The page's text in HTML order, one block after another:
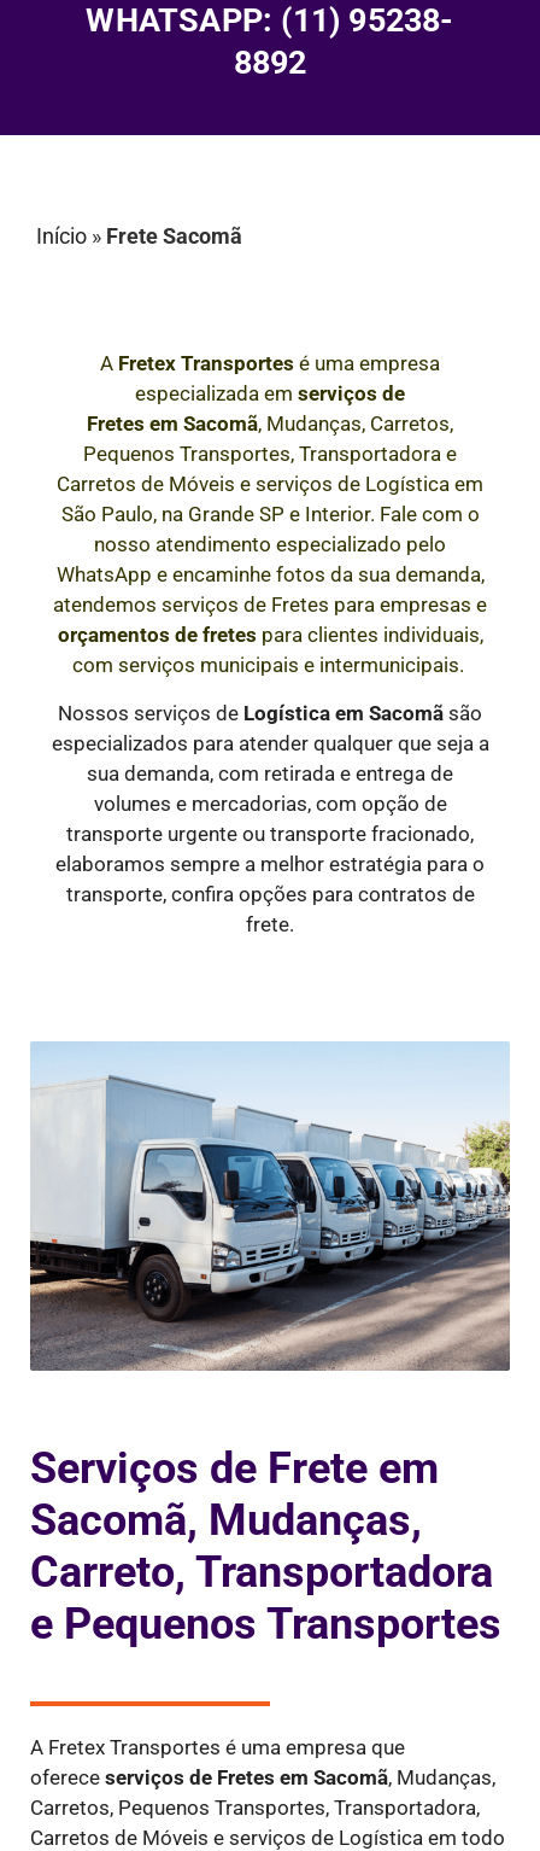
WHATSAPP: (11) 95238-
8892
Início » Frete Sacomã
A Fretex Transportes é uma empresa
especializada em serviços de
Fretes em Sacomã, Mudanças, Carretos,
Pequenos Transportes, Transportadora e
Carretos de Móveis e serviços de Logística em
São Paulo, na Grande SP e Interior. Fale com o
nosso atendimento especializado pelo
WhatsApp e encaminhe fotos da sua demanda,
atendemos serviços de Fretes para empresas e
orçamentos de fretes para clientes individuais,
com serviços municipais e intermunicipais.
Nossos serviços de Logística em Sacomã são
especializados para atender qualquer que seja a
sua demanda, com retirada e entrega de
volumes e mercadorias, com opção de
transporte urgente ou transporte fracionado,
elaboramos sempre a melhor estratégia para o
transporte, confira opções para contratos de
frete.
Serviços de Frete em
Sacomã, Mudanças,
Carreto, Transportadora
e Pequenos Transportes
A Fretex Transportes é uma empresa que
oferece serviços de Fretes em Sacomã, Mudanças,
Carretos, Pequenos Transportes, Transportadora,
Carretos de Móveis e serviços de Logística em todo